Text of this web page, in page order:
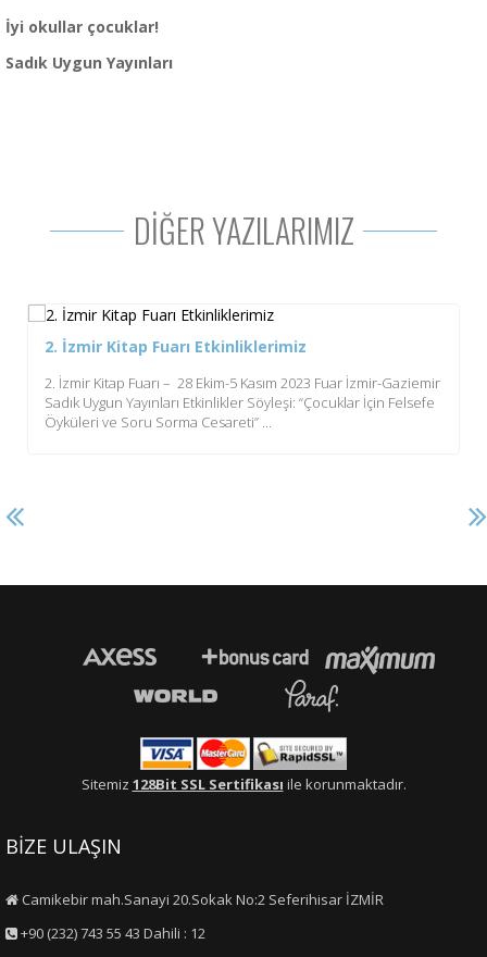
İyi okullar çocuklar!
Sadık Uygun Yayınları
DİĞER YAZILARIMIZ
2. İzmir Kitap Fuarı Etkinliklerimiz
2. İzmir Kitap Fuarı – 28 Ekim-5 Kasım 2023 Fuar İzmir-Gaziemir
Sadık Uygun Yayınları Etkinlikler Söyleşi: “Çocuklar İçin Felsefe
Öyküleri ve Soru Sorma Cesareti” ...
Sitemiz 128Bit SSL Sertifikası ile korunmaktadır.
BİZE ULAŞIN
Camikebir mah.Sanayi 20.Sokak No:2 Seferihisar İZMİR
+90 (232) 743 55 43 Dahili : 12